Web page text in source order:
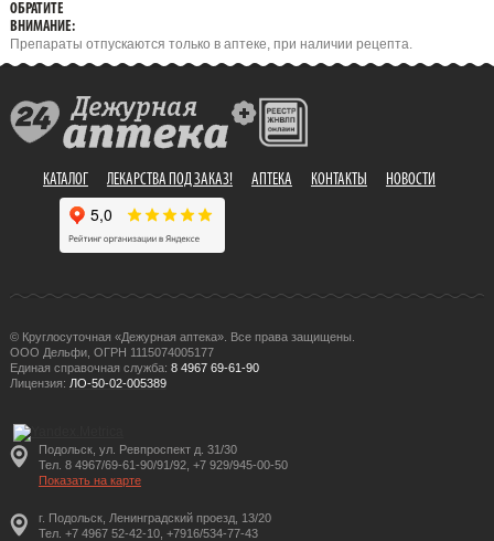
ОБРАТИТЕ
ВНИМАНИЕ:
Препараты отпускаются только в аптеке, при наличии рецепта.
КАТАЛОГ ЛЕКАРСТВА ПОД ЗАКАЗ! АПТЕКА КОНТАКТЫ НОВОСТИ
© Круглосуточная «Дежурная аптека». Все права защищены.
ООО Дельфи, ОГРН 1115074005177
Единая справочная служба: 8 4967 69-61-90
Лицензия: ЛО-50-02-005389
Подольск, ул. Ревпроспект д. 31/30
Тел. 8 4967/69-61-90/91/92, +7 929/945-00-50
Показать на карте
г. Подольск, Ленинградский проезд, 13/20
Тел. +7 4967 52-42-10, +7916/534-77-43